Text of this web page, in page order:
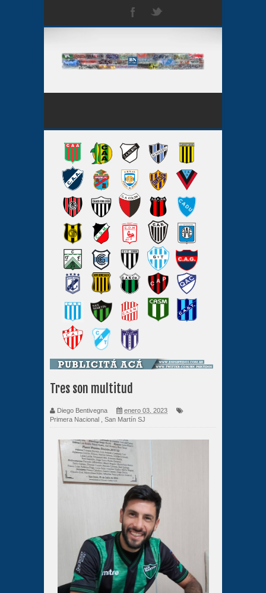
Tres son multitud
Diego Bentivegna
enero 03, 2023
Primera Nacional
San Martín SJ